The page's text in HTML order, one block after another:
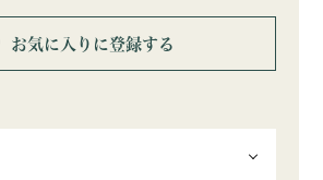
お気に入りに登録する